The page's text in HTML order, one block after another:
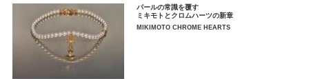
パールの常識を覆す
ミキモトとクロムハーツの新章
MIKIMOTO CHROME HEARTS